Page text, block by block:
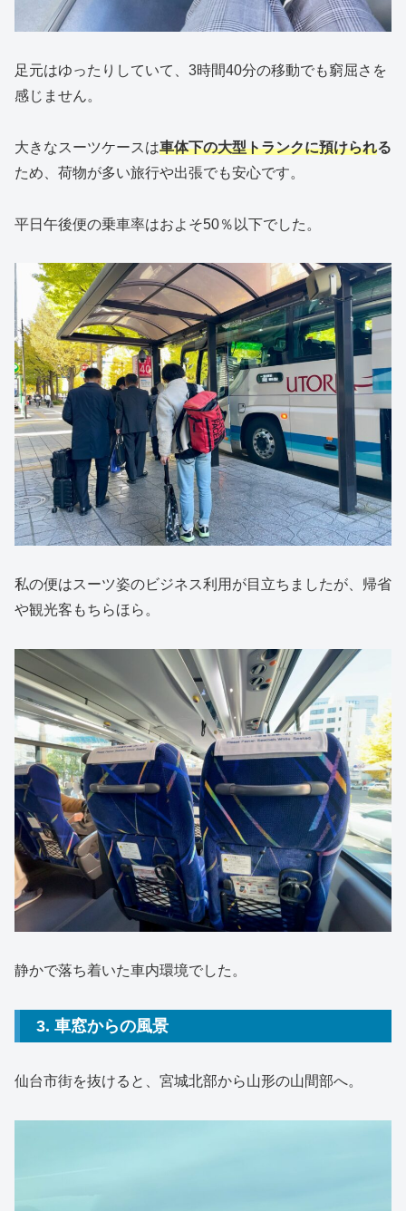
足元はゆったりしていて、3時間40分の移動でも窮屈さを
感じません。
大きなスーツケースは車体下の大型トランクに預けられる
ため、荷物が多い旅行や出張でも安心です。
平日午後便の乗車率はおよそ50％以下でした。
私の便はスーツ姿のビジネス利用が目立ちましたが、帰省
や観光客もちらほら。
静かで落ち着いた車内環境でした。
3. 車窓からの風景
仙台市街を抜けると、宮城北部から山形の山間部へ。